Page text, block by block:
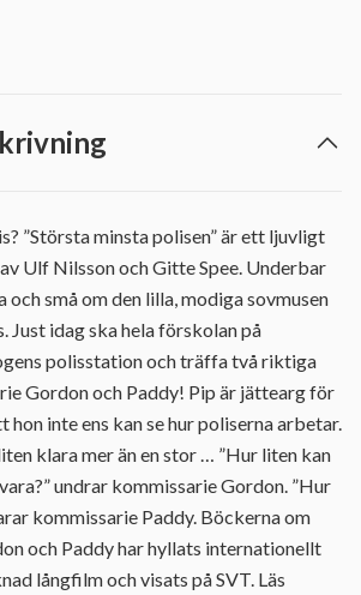
”Största minsta polisen” är ett ljuvligt
Ulf Nilsson och Gitte Spee. Underbar
små om den lilla, modiga sovmusen
Just idag ska hela förskolan på
polisstation och träffa två riktiga
Gordon och Paddy! Pip är jättearg för
hon inte ens kan se hur poliserna arbetar.
klara mer än en stor … ”Hur liten kan
undrar kommissarie Gordon. ”Hur
kommissarie Paddy. Böckerna om
och Paddy har hyllats internationellt
långfilm och visats på SVT. Läs